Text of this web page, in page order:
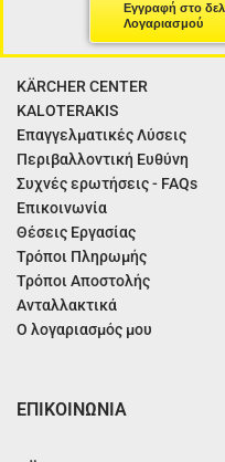
Εγγραφή στο
Λογαριασμού
KÄRCHER CENTER
KALOTERAKIS
Επαγγελματικές Λύσεις
Περιβαλλοντική Ευθύνη
Συχνές ερωτήσεις - FAQs
Επικοινωνία
Θέσεις Εργασίας
Τρόποι Πληρωμής
Τρόποι Αποστολής
Ανταλλακτικά
Ο λογαριασμός μου
ΕΠΙΚΟΙΝΩΝΙΑ